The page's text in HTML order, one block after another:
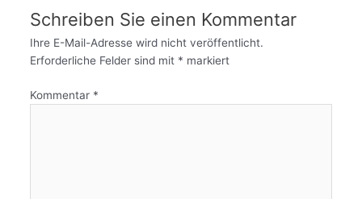
Schreiben Sie einen Kommentar
Ihre E-Mail-Adresse wird nicht veröffentlicht.
Erforderliche Felder sind mit * markiert
Kommentar *